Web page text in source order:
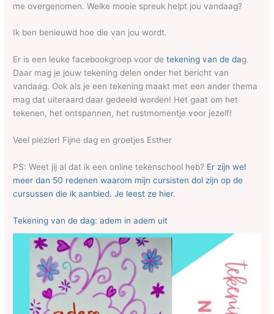
me overgenomen. Welke mooie spreuk helpt jou vandaag?
Ik ben benieuwd hoe die van jou wordt.
Er is een leuke facebookgroep voor detekening van de dag.
Daar mag je jouw tekening delen onder het bericht van
vandaag. Ook als je een tekening maakt met een ander thema
mag dat uiteraard daar gedeeld worden! Het gaat om het
tekenen, het ontspannen, het rustmomentje voor jezelf!
Veel plezier! Fijne dag en groetjes Esther
PS: Weet jij al dat ik een online tekenschool heb? Er zijn wel
meer dan 50 redenen waarom mijn cursisten dol zijn op de
cursussen die ik aanbied. Je leest ze hier.
Tekening van de dag: adem in adem uit